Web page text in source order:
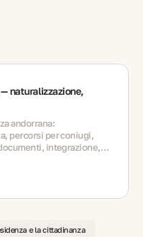
naturalizzazione,
andorrana:
percorsi per coniugi,
integrazione,
e la cittadinanza